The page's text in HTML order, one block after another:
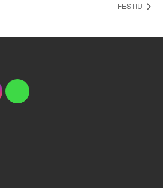
FESTIU